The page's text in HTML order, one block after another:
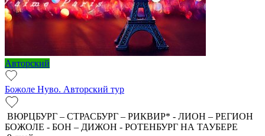
Авторский
Божоле Нуво. Авторский тур
ВЮРЦБУРГ – СТРАСБУРГ – РИКВИР* - ЛИОН – РЕГИОН
БОЖОЛЕ - БОН – ДИЖОН - РОТЕНБУРГ НА ТАУБЕРЕ